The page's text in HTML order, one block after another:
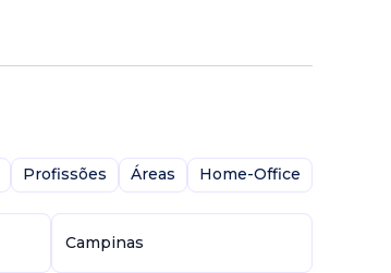
Profissões Áreas Home-Office
Campinas